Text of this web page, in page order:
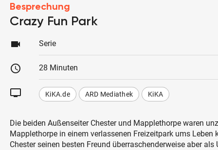
Besprechung
Crazy Fun Park
videocam Serie
schedule 28 Minuten
tv KiKA.de ARD Mediathek KiKA
Die beiden Außenseiter Chester und Mapplethorpe waren
Mapplethorpe in einem verlassenen Freizeitpark ums
Chester seinen besten Freund überraschenderweise aber als